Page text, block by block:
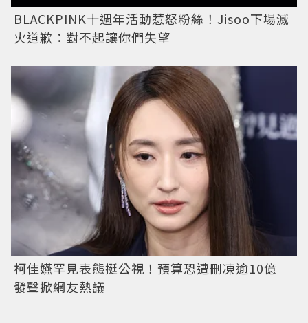
BLACKPINK十週年活動惹怒粉絲！Jisoo下場滅
火道歉：對不起讓你們失望
柯佳嬿罕見表態挺公視！預算恐遭刪凍逾10億
發聲掀網友熱議